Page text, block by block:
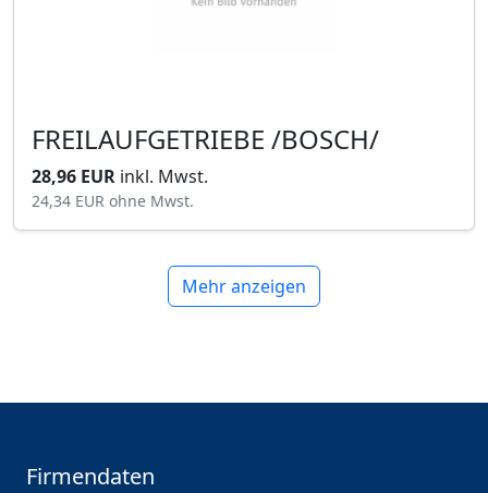
FREILAUFGETRIEBE /BOSCH/
28,96 EUR inkl. Mwst.
24,34 EUR ohne Mwst.
Mehr anzeigen
Firmendaten